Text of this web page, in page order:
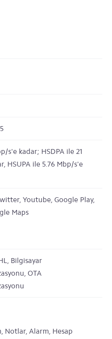
s'e kadar; HSDPA ile 21
HSUPA ile 5.76 Mbp/s'e
Youtube, Google Play,
Maps
Bilgisayar
OTA
Notlar, Alarm, Hesap